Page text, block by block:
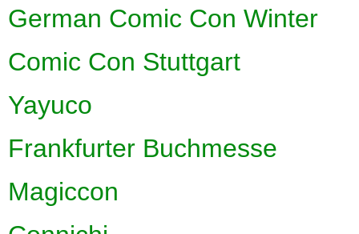
German Comic Con Winter
Comic Con Stuttgart
Yayuco
Frankfurter Buchmesse
Magiccon